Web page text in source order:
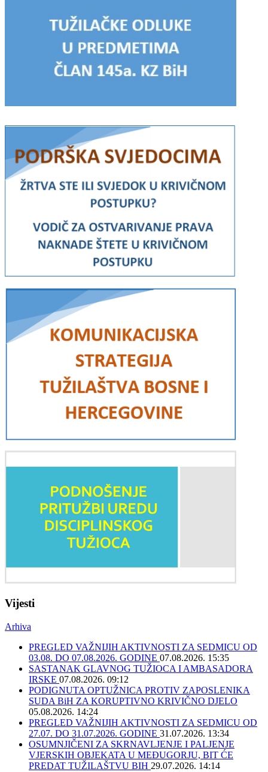
Vijesti
Arhiva
PREGLED VAŽNIJIH AKTIVNOSTI ZA SEDMICU OD
03.08. DO 07.08.2026. GODINE 07.08.2026. 15:35
SASTANAK GLAVNOG TUŽIOCA I AMBASADORA
IRSKE 07.08.2026. 09:12
PODIGNUTA OPTUŽNICA PROTIV ZAPOSLENIKA
SUDA BiH ZA KORUPTIVNO KRIVIČNO DJELO
05.08.2026. 14:24
PREGLED VAŽNIJIH AKTIVNOSTI ZA SEDMICU OD
27.07. DO 31.07.2026. GODINE 31.07.2026. 13:34
OSUMNJIČENI ZA SKRNAVLJENJE I PALJENJE
VJERSKIH OBJEKATA U MEĐUGORJU, BIT ĆE
PREDAT TUŽILAŠTVU BIH 29.07.2026. 14:14